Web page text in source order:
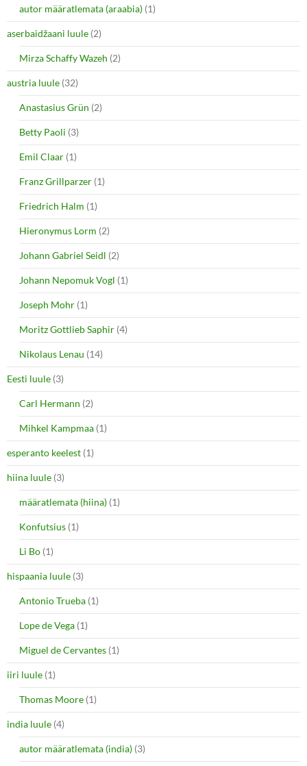
n
n
w
w
i
n
d
o
)
i
n
n
e
w
w
i
n
d
w
)
autor määratlemata (araabia) (1)
aserbaidžaani luule (2)
Mirza Schaffy Wazeh (2)
austria luule (32)
Anastasius Grün (2)
Betty Paoli (3)
Emil Claar (1)
Franz Grillparzer (1)
Friedrich Halm (1)
Hieronymus Lorm (2)
Johann Gabriel Seidl (2)
Johann Nepomuk Vogl (1)
Joseph Mohr (1)
Moritz Gottlieb Saphir (4)
Nikolaus Lenau (14)
Eesti luule (3)
Carl Hermann (2)
Mihkel Kampmaa (1)
esperanto keelest (1)
hiina luule (3)
määratlemata (hiina) (1)
Konfutsius (1)
Li Bo (1)
hispaania luule (3)
Antonio Trueba (1)
Lope de Vega (1)
Miguel de Cervantes (1)
iiri luule (1)
Thomas Moore (1)
india luule (4)
autor määratlemata (india) (3)